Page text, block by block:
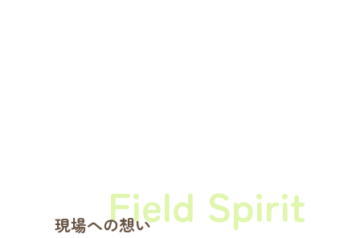
現場への想いField Spirit